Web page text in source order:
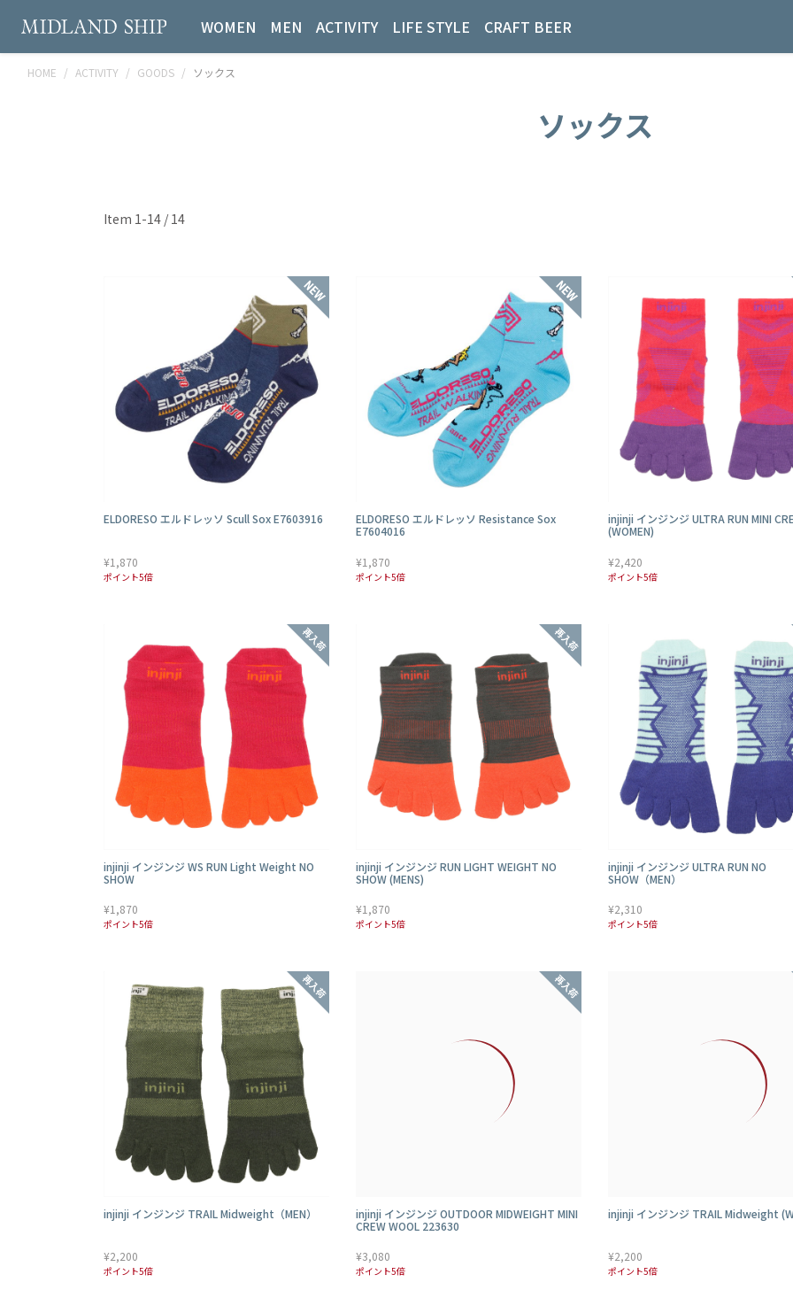
WOMEN MEN ACTIVITY LIFE STYLE CRAFT BEER
HOME ACTIVITY GOODS ソックス
ソックス
Item 1-14 / 14
ELDORESO エルドレッソ Scull Sox E7603916
¥1,870
ポイント5倍
ELDORESO エルドレッソ Resistance Sox
E7604016
¥1,870
ポイント5倍
injinji インジンジ ULTRA RUN MINI
(WOMEN)
¥2,420
ポイント5倍
injinji インジンジ WS RUN Light Weight NO
SHOW
¥1,870
ポイント5倍
injinji インジンジ RUN LIGHT WEIGHT NO
SHOW (MENS)
¥1,870
ポイント5倍
injinji インジンジ ULTRA RUN NO
SHOW（MEN）
¥2,310
ポイント5倍
injinji インジンジ TRAIL Midweight（MEN）
¥2,200
ポイント5倍
injinji インジンジ OUTDOOR MIDWEIGHT MINI
CREW WOOL 223630
¥3,080
ポイント5倍
injinji インジンジ TRAIL Midweight
¥2,200
ポイント5倍